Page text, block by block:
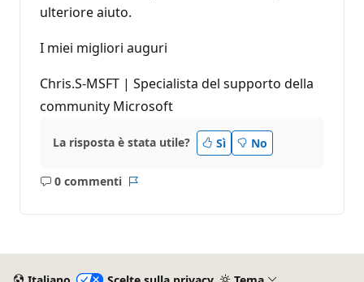
ulteriore aiuto.
I miei migliori auguri
Chris.S-MSFT | Specialista del supporto della
community Microsoft
La risposta è stata utile? Sì No
0 commenti
Nessun